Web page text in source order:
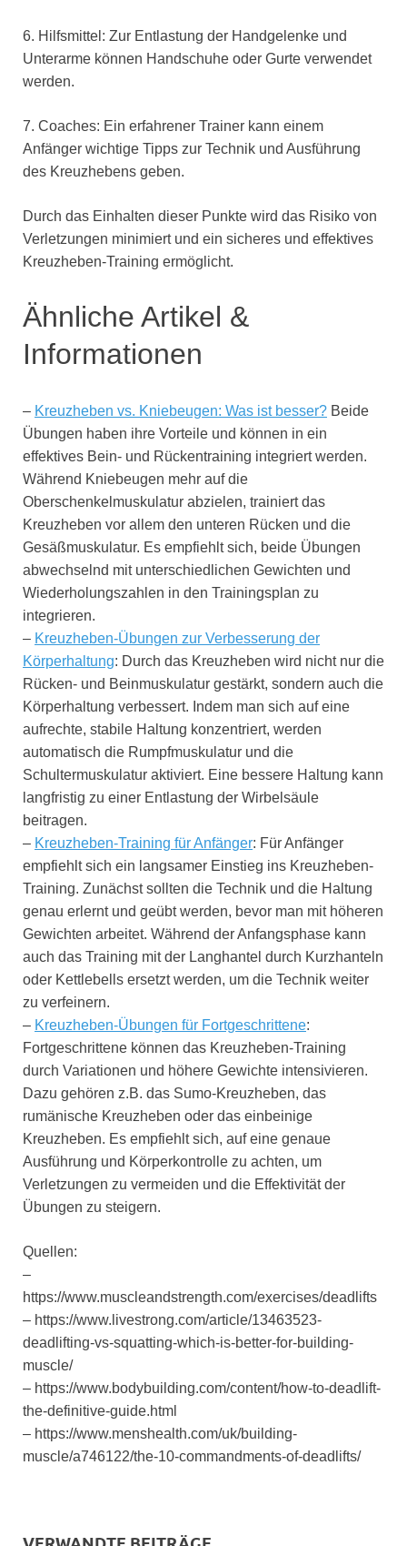
6. Hilfsmittel: Zur Entlastung der Handgelenke und
Unterarme können Handschuhe oder Gurte verwendet
werden.
7. Coaches: Ein erfahrener Trainer kann einem
Anfänger wichtige Tipps zur Technik und Ausführung
des Kreuzhebens geben.
Durch das Einhalten dieser Punkte wird das Risiko von
Verletzungen minimiert und ein sicheres und effektives
Kreuzheben-Training ermöglicht.
Ähnliche Artikel &
Informationen
– Kreuzheben vs. Kniebeugen: Was ist besser? Beide
Übungen haben ihre Vorteile und können in ein
effektives Bein- und Rückentraining integriert werden.
Während Kniebeugen mehr auf die
Oberschenkelmuskulatur abzielen, trainiert das
Kreuzheben vor allem den unteren Rücken und die
Gesäßmuskulatur. Es empfiehlt sich, beide Übungen
abwechselnd mit unterschiedlichen Gewichten und
Wiederholungszahlen in den Trainingsplan zu
integrieren.
– Kreuzheben-Übungen zur Verbesserung der
Körperhaltung: Durch das Kreuzheben wird nicht nur die
Rücken- und Beinmuskulatur gestärkt, sondern auch die
Körperhaltung verbessert. Indem man sich auf eine
aufrechte, stabile Haltung konzentriert, werden
automatisch die Rumpfmuskulatur und die
Schultermuskulatur aktiviert. Eine bessere Haltung kann
langfristig zu einer Entlastung der Wirbelsäule
beitragen.
– Kreuzheben-Training für Anfänger: Für Anfänger
empfiehlt sich ein langsamer Einstieg ins Kreuzheben-
Training. Zunächst sollten die Technik und die Haltung
genau erlernt und geübt werden, bevor man mit höheren
Gewichten arbeitet. Während der Anfangsphase kann
auch das Training mit der Langhantel durch Kurzhanteln
oder Kettlebells ersetzt werden, um die Technik weiter
zu verfeinern.
– Kreuzheben-Übungen für Fortgeschrittene:
Fortgeschrittene können das Kreuzheben-Training
durch Variationen und höhere Gewichte intensivieren.
Dazu gehören z.B. das Sumo-Kreuzheben, das
rumänische Kreuzheben oder das einbeinige
Kreuzheben. Es empfiehlt sich, auf eine genaue
Ausführung und Körperkontrolle zu achten, um
Verletzungen zu vermeiden und die Effektivität der
Übungen zu steigern.
Quellen:
–
https://www.muscleandstrength.com/exercises/deadlifts
– https://www.livestrong.com/article/13463523-
deadlifting-vs-squatting-which-is-better-for-building-
muscle/
– https://www.bodybuilding.com/content/how-to-deadlift-
the-definitive-guide.html
– https://www.menshealth.com/uk/building-
muscle/a746122/the-10-commandments-of-deadlifts/